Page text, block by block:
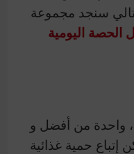
سنجد مجموعة
الحصة اليومية
واحدة من أفضل و
إتباع حمية غذائية